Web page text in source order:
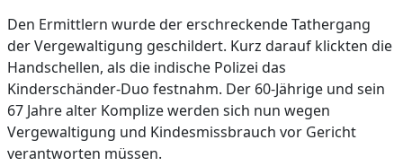
Den Ermittlern wurde der erschreckende Tathergang
der Vergewaltigung geschildert. Kurz darauf klickten die
Handschellen, als die indische Polizei das
Kinderschänder-Duo festnahm. Der 60-Jährige und sein
67 Jahre alter Komplize werden sich nun wegen
Vergewaltigung und Kindesmissbrauch vor Gericht
verantworten müssen.